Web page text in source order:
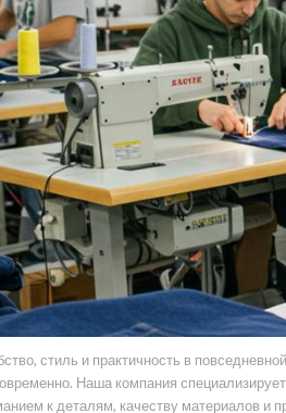
стиль и практичность в
Наша компания
к деталям, качеству материалов и